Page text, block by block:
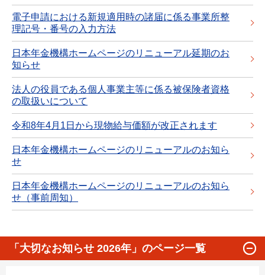
電子申請における新規適用時の諸届に係る事業所整
理記号・番号の入力方法
日本年金機構ホームページのリニューアル延期のお
知らせ
法人の役員である個人事業主等に係る被保険者資格
の取扱いについて
令和8年4月1日から現物給与価額が改正されます
日本年金機構ホームページのリニューアルのお知ら
せ
日本年金機構ホームページのリニューアルのお知ら
せ（事前周知）
「大切なお知らせ 2026年」のページ一覧